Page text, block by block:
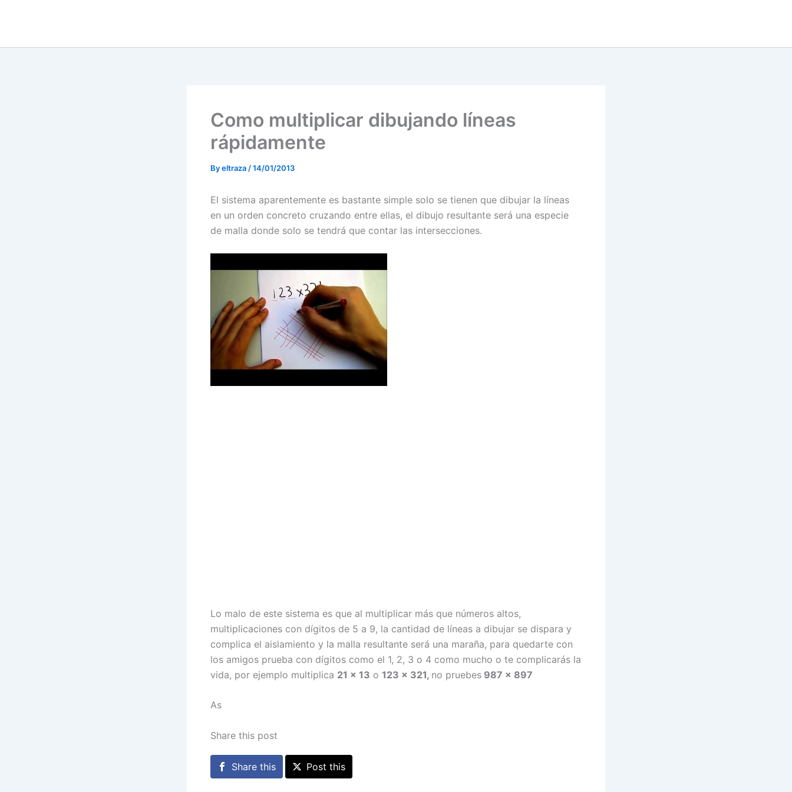
Como multiplicar dibujando líneas
rápidamente
Byeltraza /14/01/2013
El sistema aparentemente es bastante simple solo se tienen que dibujar la líneas
en un orden concreto cruzando entre ellas, el dibujo resultante será una especie
de malla donde solo se tendrá que contar las intersecciones.
Lo malo de este sistema es que al multiplicar más que números altos,
multiplicaciones con dígitos de 5 a 9, la cantidad de líneas a dibujar se dispara y
complica el aislamiento y la malla resultante será una maraña, para quedarte con
los amigos prueba con dígitos como el 1, 2, 3 o 4 como mucho o te complicarás la
vida, por ejemplo multiplica 21 x 13 o 123 x 321, no pruebes 987 x 897
As
Share this post
Share this Post this